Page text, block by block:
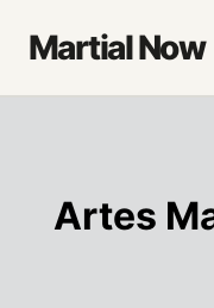
Martial Now
Artes